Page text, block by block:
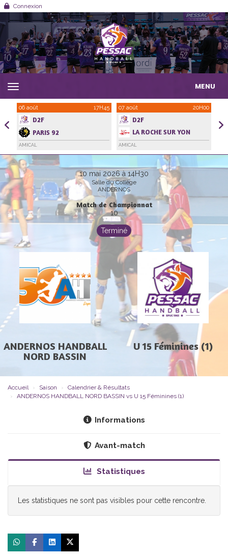
Connexion
MENU
06 août 17H45
D2F
PARIS 92
AMICAL
07 août 20H00
D2F
LA ROCHE SUR YON
HANDBALL VENDEE
AMICAL
10 mai 2026 à 14H30
Salle du Collège
ANDERNOS
Match de Championnat
10
Terminé
ANDERNOS HANDBALL
NORD BASSIN
U 15 Féminines (1)
Accueil Saison
Calendrier & Résultats
ANDERNOS HANDBALL NORD BASSIN vs U 15 Féminines (1)
Informations
Avant-match
Statistiques
Les statistiques ne sont pas visibles pour cette rencontre.
Panneau de gestion des cookies